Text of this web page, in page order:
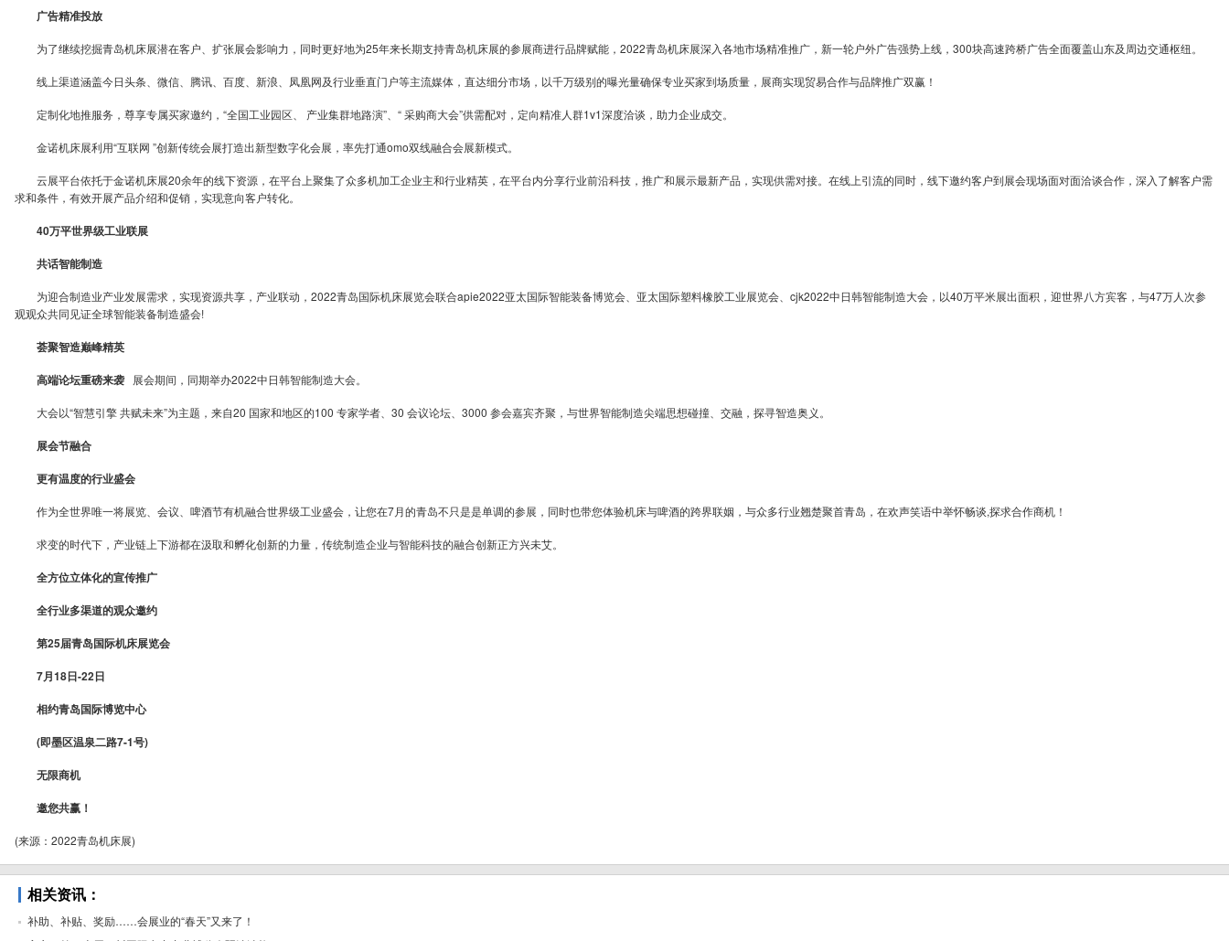
为
王！
2022
青
岛
展
广告精准投放
为了继续挖掘青岛机床展潜在客户、扩张展会影响力，同时更好地为25年来长期支持青岛机床展的参展商进行品牌赋能，2022青岛机床展深入各地市场精准推广，新一轮户外广告强势上线，300块高速跨桥广告全面覆盖山东及周边交通枢纽。
线上渠道涵盖今日头条、微信、腾讯、百度、新浪、凤凰网及行业垂直门户等主流媒体，直达细分市场，以千万级别的曝光量确保专业买家到场质量，展商实现贸易合作与品牌推广双赢！
定制化地推服务，尊享专属买家邀约，“全国工业园区、 产业集群地路演”、“ 采购商大会”供需配对，定向精准人群1v1深度洽谈，助力企业成交。
金诺机床展利用“互联网 ”创新传统会展打造出新型数字化会展，率先打通omo双线融合会展新模式。
云展平台依托于金诺机床展20余年的线下资源，在平台上聚集了众多机加工企业主和行业精英，在平台内分享行业前沿科技，推广和展示最新产品，实现供需对接。在线上引流的同时，线下邀约客户到展会现场面对面洽谈合作，深入了解客户需
求和条件，有效开展产品介绍和促销，实现意向客户转化。
40万平世界级工业联展
共话智能制造
为迎合制造业产业发展需求，实现资源共享，产业联动，2022青岛国际机床展览会联合apie2022亚太国际智能装备博览会、亚太国际塑料橡胶工业展览会、cjk2022中日韩智能制造大会，以40万平米展出面积，迎世界八方宾客，与47万人次参
观观众共同见证全球智能装备制造盛会!
荟聚智造巅峰精英
高端论坛重磅来袭展会期间，同期举办2022中日韩智能制造大会。
大会以“智慧引擎 共赋未来”为主题，来自20 国家和地区的100 专家学者、30 会议论坛、3000 参会嘉宾齐聚，与世界智能制造尖端思想碰撞、交融，探寻智造奥义。
展会节融合
更有温度的行业盛会
作为全世界唯一将展览、会议、啤酒节有机融合世界级工业盛会，让您在7月的青岛不只是是单调的参展，同时也带您体验机床与啤酒的跨界联姻，与众多行业翘楚聚首青岛，在欢声笑语中举怀畅谈,探求合作商机！
求变的时代下，产业链上下游都在汲取和孵化创新的力量，传统制造企业与智能科技的融合创新正方兴未艾。
全方位立体化的宣传推广
全行业多渠道的观众邀约
第25届青岛国际机床展览会
7月18日-22日
相约青岛国际博览中心
(即墨区温泉二路7-1号)
无限商机
邀您共赢！
(来源：2022青岛机床展)
相关资讯：
补助、补贴、奖励……会展业的“春天”又来了！